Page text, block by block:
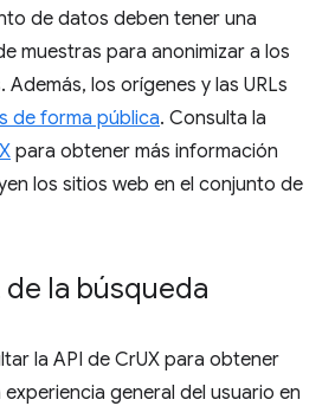
de datos deben tener una
muestras para anonimizar a los
Además, los orígenes y las URLs
de forma pública. Consulta la
para obtener más información
los sitios web en el conjunto de
de la búsqueda
la API de CrUX para obtener
general del usuario en